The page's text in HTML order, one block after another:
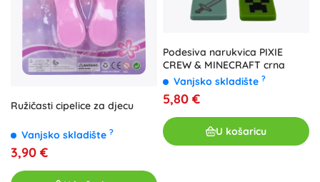
Ružičasti cipelice za djecu
Vanjsko skladište ?
3,90 €
Podesiva narukvica PIXIE
CREW & MINECRAFT crna
Vanjsko skladište ?
5,80 €
U košaricu